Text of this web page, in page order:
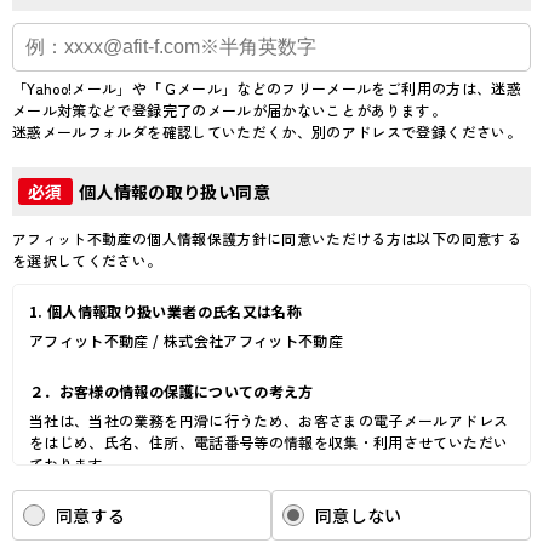
「Yahoo!メール」や「Ｇメール」などのフリーメールをご利用の方は、迷惑
メール対策などで登録完了のメールが届かないことがあります。
迷惑メールフォルダを確認していただくか、別のアドレスで登録ください。
必須 個人情報の取り扱い同意
アフィット不動産の個人情報保護方針に同意いただける方は以下の同意する
を選択してください。
1. 個人情報取り扱い業者の氏名又は名称
アフィット不動産 / 株式会社アフィット不動産
２．お客様の情報の保護についての考え方
当社は、当社の業務を円滑に行うため、お客さまの電子メールアドレス
をはじめ、氏名、住所、電話番号等の情報を収集・利用させていただい
ております。
当社は、これらのお客さまの個人情報（以下「お客さま情報」といいま
す。）の適正な保護を重大な責務と認識し、この責務を果たすために、
次の方針の下でお客さま情報を取り扱います。
同意する 同意しない